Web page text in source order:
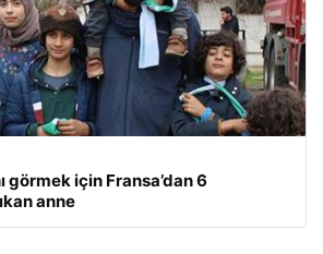
görmek için Fransa’dan 6
anne